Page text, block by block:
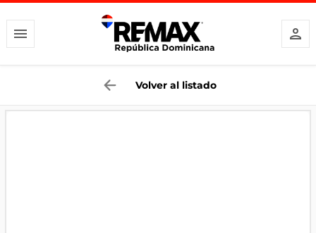
Volver al listado